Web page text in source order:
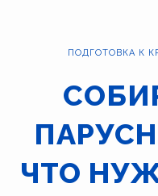
ПОДГОТОВКА К
ЧТО